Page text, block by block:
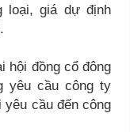
loại, giá dự định
hội đồng cổ đông
yêu cầu công ty
yêu cầu đến công